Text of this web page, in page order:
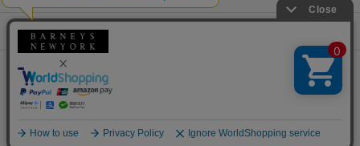
サービス
Barneys Japan. all rights reserved.